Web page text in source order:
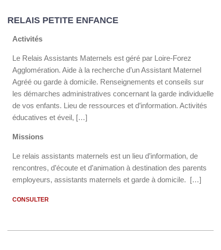
RELAIS PETITE ENFANCE
Activités
Le Relais Assistants Maternels est géré par Loire-Forez
Agglomération. Aide à la recherche d’un Assistant Maternel
Agréé ou garde à domicile. Renseignements et conseils sur
les démarches administratives concernant la garde individuelle
de vos enfants. Lieu de ressources et d’information. Activités
éducatives et éveil, […]
Missions
Le relais assistants maternels est un lieu d’information, de
rencontres, d’écoute et d’animation à destination des parents
employeurs, assistants maternels et garde à domicile. […]
CONSULTER